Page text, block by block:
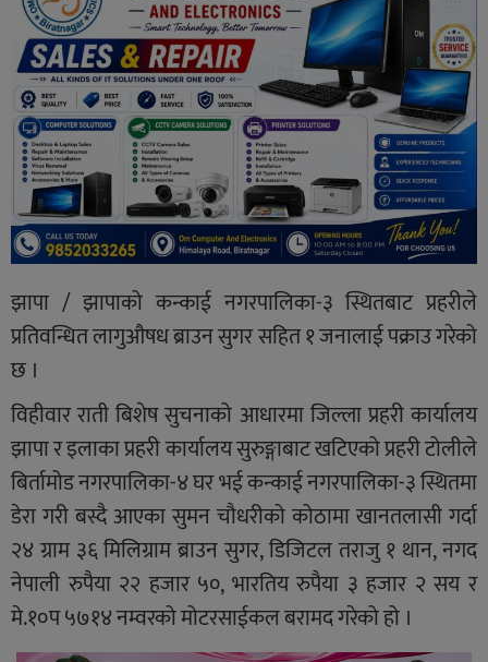
झापा / झापाको कन्काई नगरपालिका-३ स्थितबाट प्रहरीले
प्रतिवन्धित लागुऔषध ब्राउन सुगर सहित १ जनालाई पक्राउ गरेको
छ ।
विहीवार राती बिशेष सुचनाको आधारमा जिल्ला प्रहरी कार्यालय
झापा र इलाका प्रहरी कार्यालय सुरुङ्गाबाट खटिएको प्रहरी टोलीले
बिर्तामोड नगरपालिका-४ घर भई कन्काई नगरपालिका-३ स्थितमा
डेरा गरी बस्दै आएका सुमन चौधरीको कोठामा खानतलासी गर्दा
२४ ग्राम ३६ मिलिग्राम ब्राउन सुगर, डिजिटल तराजु १ थान, नगद
नेपाली रुपैया २२ हजार ५०, भारतिय रुपैया ३ हजार २ सय र
मे.१०प ५७१४ नम्वरको मोटरसाईकल बरामद गरेको हो ।